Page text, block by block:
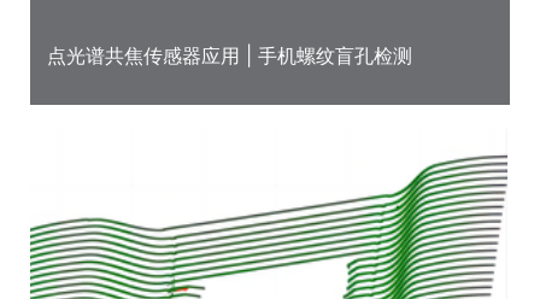
点光谱共焦传感器应用 | 手机螺纹盲孔检测